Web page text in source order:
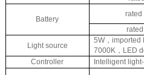
Battery
rated
Light source
5W ，imported
7000K ， LED
Controller
Intelligent